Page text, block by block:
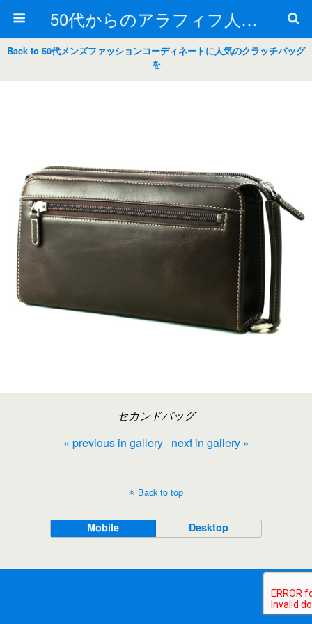
50代からのアラフィフ人生の楽しみ方
Back to 50代メンズファッションコーディネートに人気のクラッチバッグ
を
セカンドバッグ
« previous in gallery next in gallery »
Back to top
Mobile Desktop